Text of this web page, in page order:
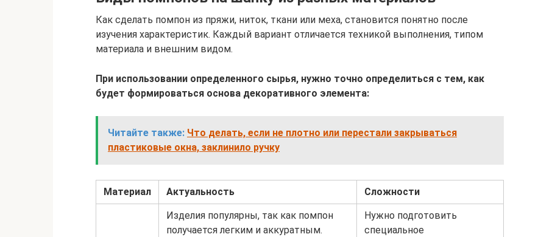
Как сделать помпон из пряжи, ниток, ткани или меха, становится понятно после
изучения характеристик. Каждый вариант отличается техникой выполнения, типом
материала и внешним видом.
При использовании определенного сырья, нужно точно определиться с тем, как
будет формироваться основа декоративного элемента:
Читайте также: Что делать, если не плотно или перестали закрываться
пластиковые окна, заклинило ручку
Материал Актуальность Сложности
Изделия популярны, так как помпон
получается легким и аккуратным.
Нужно подготовить
специальное